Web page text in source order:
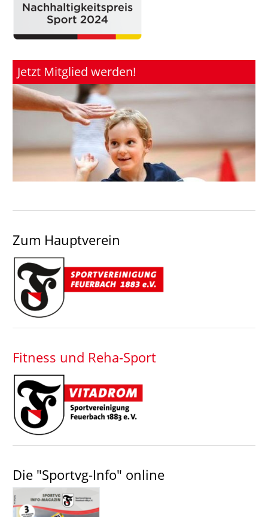
Jetzt Mitglied werden!
Zum Hauptverein
Fitness und Reha-Sport
Die "Sportvg-Info" online